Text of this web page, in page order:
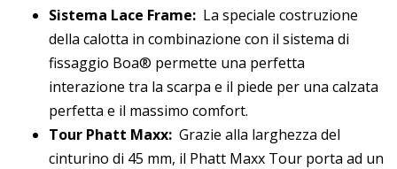
Sistema Lace Frame: La speciale costruzione
della calotta in combinazione con il sistema di
fissaggio Boa® permette una perfetta
interazione tra la scarpa e il piede per una calzata
perfetta e il massimo comfort.
Tour Phatt Maxx: Grazie alla larghezza del
cinturino di 45 mm, il Phatt Maxx Tour porta ad un